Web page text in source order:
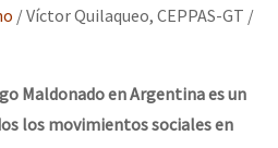
/ Víctor Quilaqueo, CEPPAS-GT /
Maldonado en Argentina es un
los movimientos sociales en